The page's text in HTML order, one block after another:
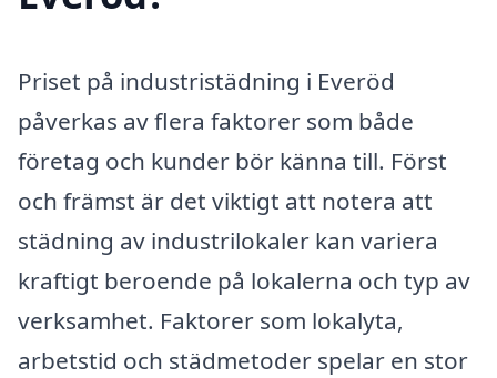
Priset på industristädning i Everöd
påverkas av flera faktorer som både
företag och kunder bör känna till. Först
och främst är det viktigt att notera att
städning av industrilokaler kan variera
kraftigt beroende på lokalerna och typ av
verksamhet. Faktorer som lokalyta,
arbetstid och städmetoder spelar en stor